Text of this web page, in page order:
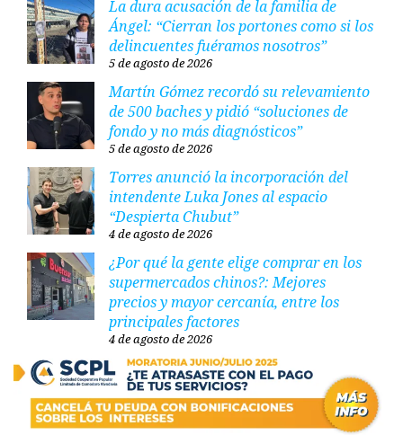
La dura acusación de la familia de
Ángel: “Cierran los portones como si los
delincuentes fuéramos nosotros”
5 de agosto de 2026
Martín Gómez recordó su relevamiento
de 500 baches y pidió “soluciones de
fondo y no más diagnósticos”
5 de agosto de 2026
Torres anunció la incorporación del
intendente Luka Jones al espacio
“Despierta Chubut”
4 de agosto de 2026
¿Por qué la gente elige comprar en los
supermercados chinos?: Mejores
precios y mayor cercanía, entre los
principales factores
4 de agosto de 2026